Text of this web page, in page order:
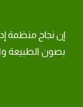
إن نجاح منظمة
بصون الطبيعة